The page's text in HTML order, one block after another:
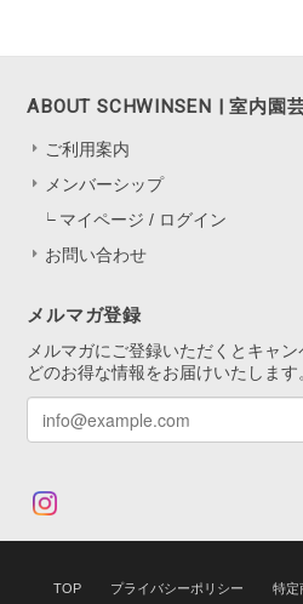
ABOUT SCHWINSEN | 室内園
ご利用案内
メンバーシップ
マイページ / ログイン
お問い合わせ
メルマガ登録
メルマガにご登録いただくとキャ
どのお得な情報をお届けいたします
TOP プライバシーポリシー 特定